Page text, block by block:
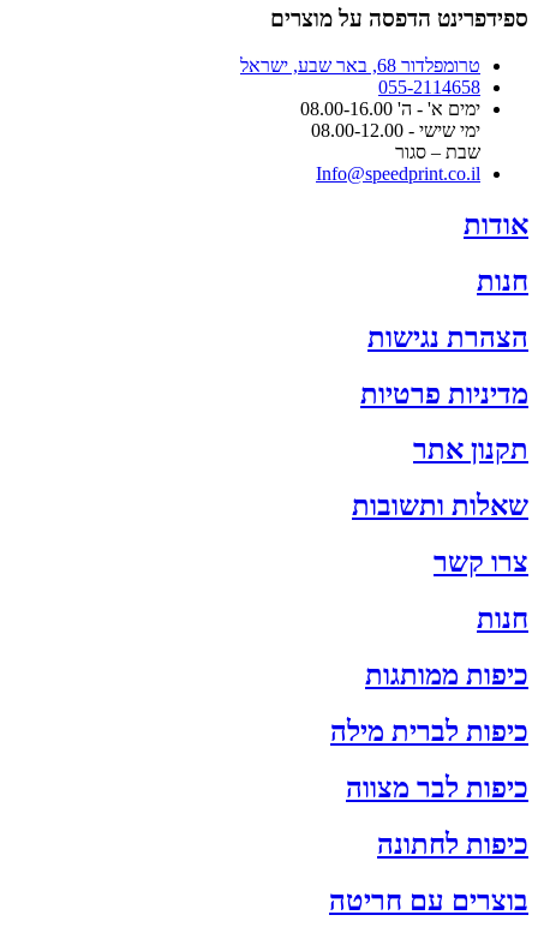
ספידפרינט הדפסה על מוצרים
טרומפלדור 68, באר שבע, ישראל
055-2114658
ימים א' - ה' 08.00-16.00
ימי שישי - 08.00-12.00
שבת – סגור
Info@speedprint.co.il
אודות
חנות
הצהרת נגישות
מדיניות פרטיות
תקנון אתר
שאלות ותשובות
צרו קשר
חנות
כיפות ממותגות
כיפות לברית מילה
כיפות לבר מצווה
כיפות לחתונה
בוצרים עם חריטה